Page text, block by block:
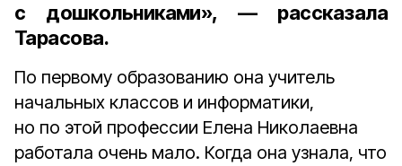
с дошкольниками», — рассказала
Тарасова.
По первому образованию она учитель
начальных классов и информатики,
но по этой профессии Елена Николаевна
работала очень мало. Когда она узнала, что